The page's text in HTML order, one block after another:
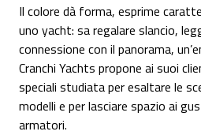
Il colore dà forma, esprime
uno yacht: sa regalare slancio,
connessione con il panorama,
Cranchi Yachts propone ai suoi
speciali studiata per esaltare le
modelli e per lasciare spazio ai
armatori.